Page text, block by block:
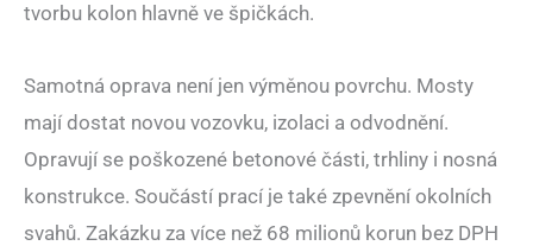
tvorbu kolon hlavně ve špičkách.
Samotná oprava není jen výměnou povrchu. Mosty
mají dostat novou vozovku, izolaci a odvodnění.
Opravují se poškozené betonové části, trhliny i nosná
konstrukce. Součástí prací je také zpevnění okolních
svahů. Zakázku za více než 68 milionů korun bez DPH